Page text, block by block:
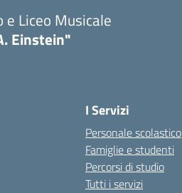
e Liceo Musicale
Einstein"
I Servizi
Personale scolastico
Famiglie e studenti
Percorsi di studio
Tutti i servizi